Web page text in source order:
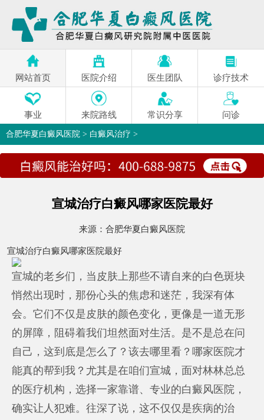
网站首页 医院介绍 医生团队 诊疗技术
事业 来院路线 常识分享 问诊
合肥华夏白癜风医院 > 白癜风治疗 >
宣城治疗白癜风哪家医院最好
来源： 合肥华夏白癜风医院
宣城治疗白癜风哪家医院最好
宣城的老乡们，当皮肤上那些不请自来的白色斑块
悄然出现时，那份心头的焦虑和迷茫，我深有体
会。它们不仅是皮肤的颜色变化，更像是一道无形
的屏障，阻碍着我们坦然面对生活。是不是总在问
自己，这到底是怎么了？该去哪里看？哪家医院才
能真的帮到我？尤其是在咱们宣城，面对林林总总
的医疗机构，选择一家靠谱、专业的白癜风医院，
确实让人犯难。往深了说，这不仅仅是疾病的治